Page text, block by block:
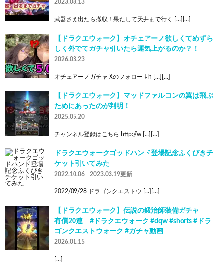
2023.08.13
武器さえ出たら撤収！果たして天井まで行く […][…]
【ドラクエウォーク】オチェアーノ欲しくてめずら
しく外でてガチャ引いたら運気上がるのか？！
2026.03.23
オチェアーノガチャ Xのフォロー ⇩ h […][…]
【ドラクエウォーク】マッドファルコンの翼は飛ぶ
ためにあったのが判明！
2025.05.20
チャンネル登録はこちら http://w […][…]
ドラクエウォークゴッドハンド登場記念ふくびきチ
ケット引いてみた
2022.10.06 2023.03.19更新
2022/09/28 ドラゴンクエストウ […][…]
【ドラクエウォーク】伝説の鍛治師装備ガチャ
有償20連 #ドラクエウォーク #dqw #shorts #ドラ
ゴンクエストウォーク #ガチャ動画
2026.01.15
[…]